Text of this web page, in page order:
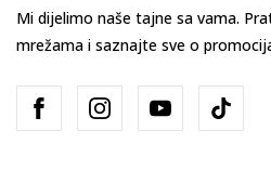
Mi dijelimo naše tajne sa vama.
mrežama i saznajte sve o